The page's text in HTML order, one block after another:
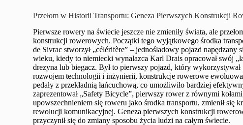
Przełom w Historii Transportu: Geneza Pierwszych Konstrukcji
Pierwsze rowery na świecie jeszcze nie zmieniły świata, ale
konstrukcji rowerowych. Początki tego wyjątkowego środka
de Sivrac stworzył „célérifère” – jednośladowy pojazd
wieku, kiedy to niemiecki wynalazca Karl Drais opracował swój
drezyna lub biegacz. Był to pierwszy pojazd, który
rozwojem technologii i inżynierii, konstrukcje rowerowe
pedały z przekładnią łańcuchową, co umożliwiło bardziej
zaprezentował „Safety Bicycle”, pierwszy rower z równymi
upowszechnieniem się roweru jako środka transportu, zmienił się
rewolucji komunikacyjnej. Geneza pierwszych konstrukcji
przyczynił się do zmiany sposobu życia ludzi na całym świecie.